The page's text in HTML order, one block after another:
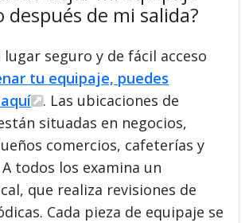
después de mi salida?
lugar seguro y de fácil acceso
tu equipaje, puedes
. Las ubicaciones de
situadas en negocios,
comercios, cafeterías y
todos los examina un
que realiza revisiones de
Cada pieza de equipaje se